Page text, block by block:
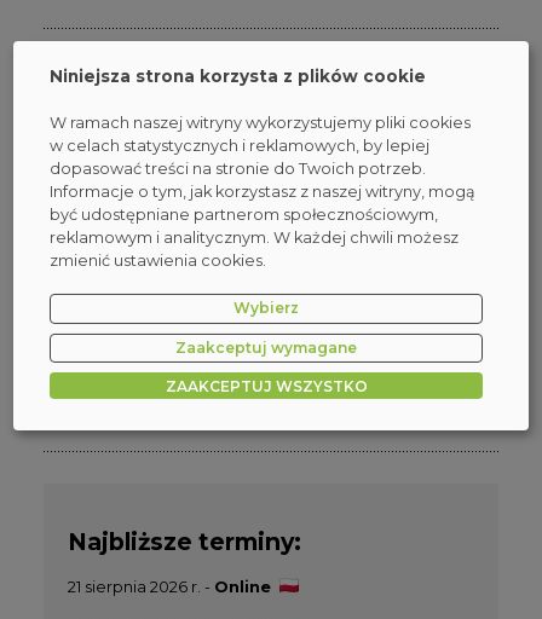
cyberbezpieczeństwa. Podstawy bezpieczeństwa
sieciowego. Narzędzia Windows oraz Linux
BLUE TEAM - Poziom 1 - Analiza Logów i ruchu
sieciowego. IT Monitoring & Hardening
BLUE TEAM - Poziom 3: Detekcja, Reagowanie
i Automatyzacja w SOC L1
Cyberbezpieczne wodociągi
Dagma
Dostępne w Pakiecie LATO -25% NIS2
Najbliższe terminy:
21 sierpnia 2026 r. - Online
Niniejsza strona korzysta z plików cookie
W ramach naszej witryny wykorzystujemy pliki cookies
w celach statystycznych i reklamowych, by lepiej
dopasować treści na stronie do Twoich potrzeb.
Informacje o tym, jak korzystasz z naszej witryny, mogą
być udostępniane partnerom społecznościowym,
reklamowym i analitycznym. W każdej chwili możesz
zmienić ustawienia cookies.
Wybierz
Zaakceptuj wymagane
ZAAKCEPTUJ WSZYSTKO